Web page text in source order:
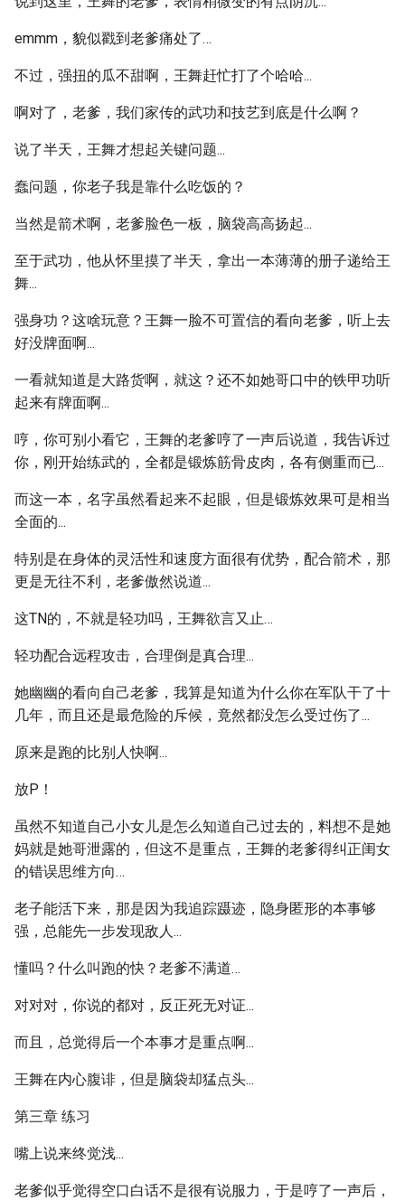
emmm，貌似戳到老爹痛处了…
不过，强扭的瓜不甜啊，王舞赶忙打了个哈哈...
啊对了，老爹，我们家传的武功和技艺到底是什么啊？
说了半天，王舞才想起关键问题...
蠢问题，你老子我是靠什么吃饭的？
当然是箭术啊，老爹脸色一板，脑袋高高扬起...
至于武功，他从怀里摸了半天，拿出一本薄薄的册子递给王
舞...
强身功？这啥玩意？王舞一脸不可置信的看向老爹，听上去
好没牌面啊...
一看就知道是大路货啊，就这？还不如她哥口中的铁甲功听
起来有牌面啊...
哼，你可别小看它，王舞的老爹哼了一声后说道，我告诉过
你，刚开始练武的，全都是锻炼筋骨皮肉，各有侧重而已...
而这一本，名字虽然看起来不起眼，但是锻炼效果可是相当
全面的...
特别是在身体的灵活性和速度方面很有优势，配合箭术，那
更是无往不利，老爹傲然说道...
这TN的，不就是轻功吗，王舞欲言又止…
轻功配合远程攻击，合理倒是真合理...
她幽幽的看向自己老爹，我算是知道为什么你在军队干了十
几年，而且还是最危险的斥候，竟然都没怎么受过伤了...
原来是跑的比别人快啊...
放P！
虽然不知道自己小女儿是怎么知道自己过去的，料想不是她
妈就是她哥泄露的，但这不是重点，王舞的老爹得纠正闺女
的错误思维方向…
老子能活下来，那是因为我追踪蹑迹，隐身匿形的本事够
强，总能先一步发现敌人...
懂吗？什么叫跑的快？老爹不满道…
对对对，你说的都对，反正死无对证...
而且，总觉得后一个本事才是重点啊...
王舞在内心腹诽，但是脑袋却猛点头...
第三章 练习
嘴上说来终觉浅...
老爹似乎觉得空口白话不是很有说服力，于是哼了一声后，